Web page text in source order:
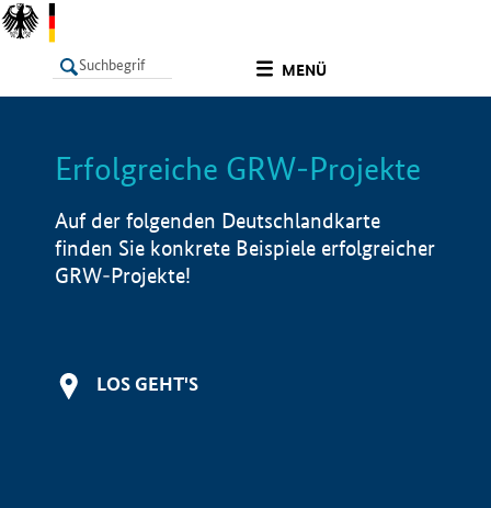
MENÜ
LISTE Info
Erfolgreiche GRW-Projekte
Auf der folgenden Deutschlandkarte
finden Sie konkrete Beispiele erfolgreicher
GRW-Projekte!
LOS GEHT'S